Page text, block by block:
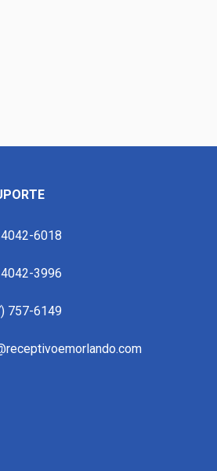
6018
3996
757-6149